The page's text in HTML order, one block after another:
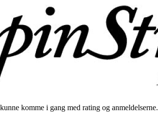
komme i gang med rating og anmeldelserne.